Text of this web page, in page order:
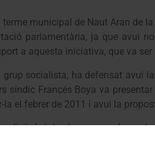
municipal de Naut Aran de
parlamentària, ja que avui
a aquesta iniciativa, que va
grup socialista, ha defensat avui
síndic Francés Boya va
la el febrer de 2011 i avui la
de tots els grups